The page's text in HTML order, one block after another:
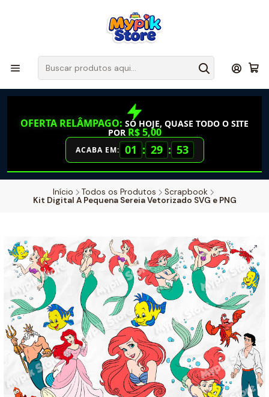
OFERTA RELÂMPAGO: SÓ HOJE, QUASE TODO O SITE
POR R$ 5,00
ACABA EM: 01 : 29 : 52
Início Todos os Produtos
Scrapbook
Kit Digital A Pequena Sereia Vetorizado SVG e PNG